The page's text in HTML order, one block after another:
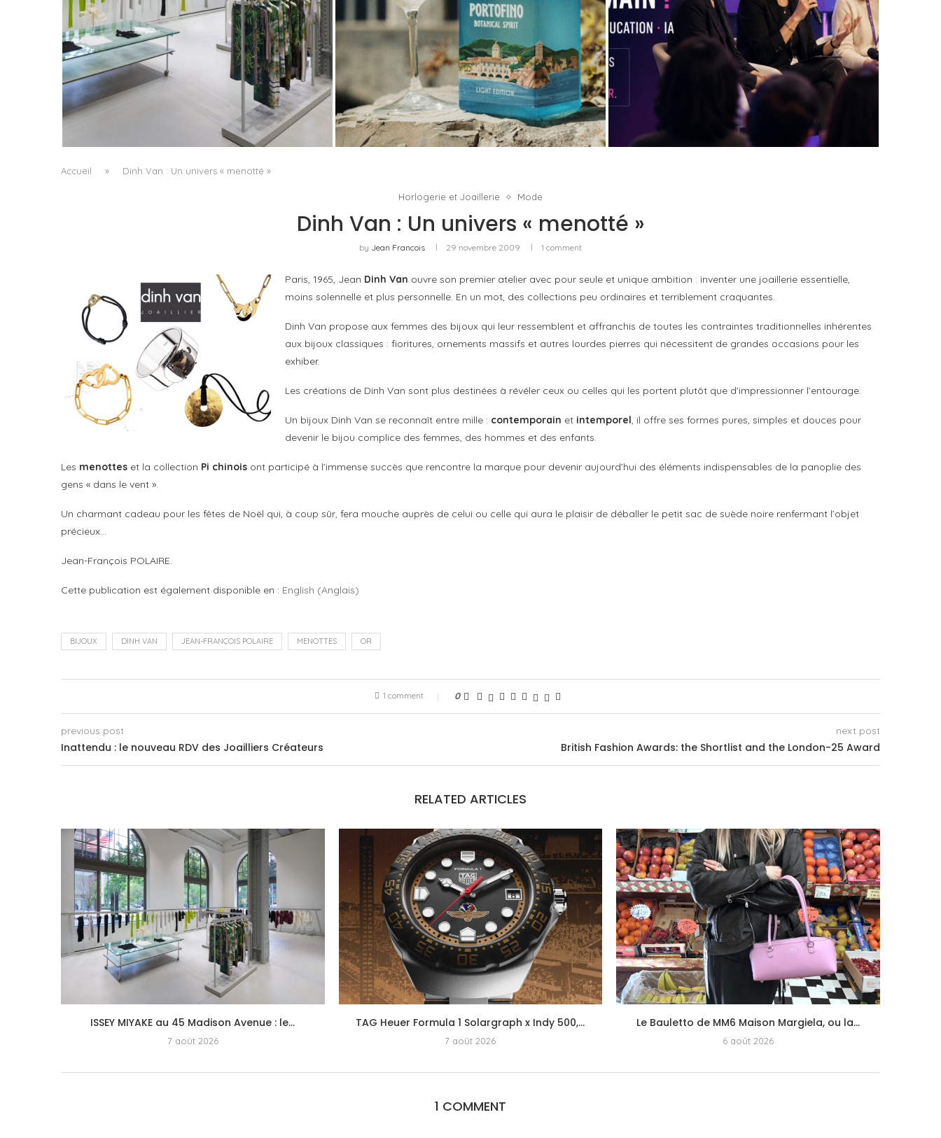
ISSEY MIYAKE AU 45 MADISON AVENUE : LE
PLI COMME PRINCIPE ARCHITECTURAL
Pascal Iakovou
PORTOFINO CHERCHE L’INTENSITÉ À VINGT
DEGRÉS
byPASCAL IAKOVOU
DANS LA TECH, LA PARITÉ N’EST PLUS UN
SUJET D’IMAGE MAIS DE...
Pascal Iakovou
Accueil » Dinh Van : Un univers « menotté »
Horlogerie et Joaillerie Mode
Dinh Van : Un univers « menotté »
by Jean Francois 29 novembre 2009 1 comment
Paris, 1965, Jean Dinh Van ouvre son premier atelier avec pour seule et unique ambition : inventer une joaillerie essentielle,
moins solennelle et plus personnelle. En un mot, des collections peu ordinaires et terriblement craquantes.
Dinh Van propose aux femmes des bijoux qui leur ressemblent et affranchis de toutes les contraintes traditionnelles inhérentes
aux bijoux classiques : fioritures, ornements massifs et autres lourdes pierres qui nécessitent de grandes occasions pour les
exhiber.
Les créations de Dinh Van sont plus destinées à révéler ceux ou celles qui les portent plutôt que d’impressionner l’entourage.
Un bijoux Dinh Van se reconnaît entre mille : contemporain et intemporel, il offre ses formes pures, simples et douces pour
devenir le bijou complice des femmes, des hommes et des enfants.
Les menottes et la collection Pi chinois ont participé à l’immense succès que rencontre la marque pour devenir aujourd’hui des éléments indispensables de la panoplie des
gens « dans le vent ».
Un charmant cadeau pour les fêtes de Noël qui, à coup sûr, fera mouche auprès de celui ou celle qui aura le plaisir de déballer le petit sac de suède noire renfermant l’objet
précieux…
Jean-François POLAIRE.
Cette publication est également disponible en : English (Anglais)
BIJOUX DINH VAN JEAN-FRANÇOIS POLAIRE MENOTTES OR
1 comment 0
previous post
Inattendu : le nouveau RDV des Joailliers Créateurs
next post
British Fashion Awards: the Shortlist and the London-25 Award
RELATED ARTICLES
ISSEY MIYAKE au 45 Madison Avenue : le...
7 août 2026
TAG Heuer Formula 1 Solargraph x Indy 500,...
7 août 2026
Le Bauletto de MM6 Maison Margiela, ou la...
6 août 2026
1 COMMENT